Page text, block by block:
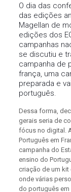
O dia das
das edições
Magellan de
edições dos
campanhas
se discutiu e
campanha de
frança, uma
preparada e
português.
Dessa forma,
gerais seria de
fócus no digital.
Português em
campanha do
ensino do
criação de um
onde várias
do português em